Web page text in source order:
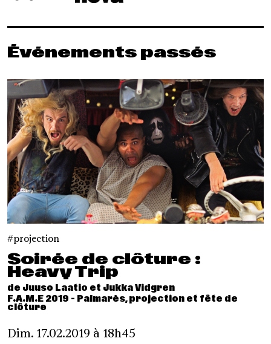
Événements passés
projection
Soirée de clôture :
Heavy Trip
de Juuso Laatio et Jukka Vidgren
F.A.M.E 2019 - Palmarès, projection et fête de
clôture
Dim. 17.02.2019 à 18h45